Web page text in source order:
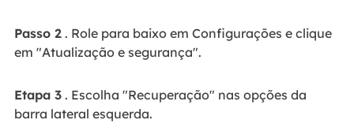
Passo 2. Role para baixo em Configurações e clique
em "Atualização e segurança".
Etapa 3. Escolha "Recuperação" nas opções da
barra lateral esquerda.